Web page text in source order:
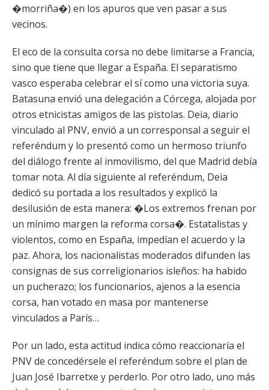
�morriña�) en los apuros que ven pasar a sus
vecinos.
El eco de la consulta corsa no debe limitarse a Francia,
sino que tiene que llegar a España. El separatismo
vasco esperaba celebrar el sí como una victoria suya.
Batasuna envió una delegación a Córcega, alojada por
otros etnicistas amigos de las pistolas. Deia, diario
vinculado al PNV, envió a un corresponsal a seguir el
referéndum y lo presentó como un hermoso triunfo
del diálogo frente al inmovilismo, del que Madrid debía
tomar nota. Al día siguiente al referéndum, Deia
dedicó su portada a los resultados y explicó la
desilusión de esta manera: �Los extremos frenan por
un mínimo margen la reforma corsa�. Estatalistas y
violentos, como en España, impedían el acuerdo y la
paz. Ahora, los nacionalistas moderados difunden las
consignas de sus correligionarios isleños: ha habido
un pucherazo; los funcionarios, ajenos a la esencia
corsa, han votado en masa por mantenerse
vinculados a París…
Por un lado, esta actitud indica cómo reaccionaría el
PNV de concedérsele el referéndum sobre el plan de
Juan José Ibarretxe y perderlo. Por otro lado, uno más